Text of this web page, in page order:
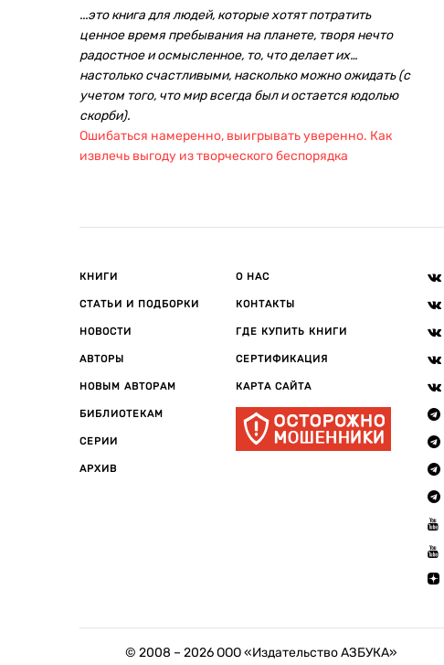
...это книга для людей, которые хотят потратить
ценное время пребывания на планете, творя нечто
радостное и осмысленное, то, что делает их…
настолько счастливыми, насколько можно ожидать (с
учетом того, что мир всегда был и остается юдолью
скорби).
Ошибаться намеренно, выигрывать уверенно. Как
извлечь выгоду из творческого беспорядка
КНИГИ
СТАТЬИ И ПОДБОРКИ
НОВОСТИ
АВТОРЫ
НОВЫМ АВТОРАМ
БИБЛИОТЕКАМ
СЕРИИ
АРХИВ
О НАС
КОНТАКТЫ
ГДЕ КУПИТЬ КНИГИ
СЕРТИФИКАЦИЯ
КАРТА САЙТА
© 2008 – 2026ООО «Издательство АЗБУКА»